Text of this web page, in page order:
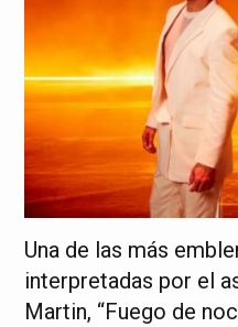
Una de las más
interpretadas por el
Martin, “Fuego de